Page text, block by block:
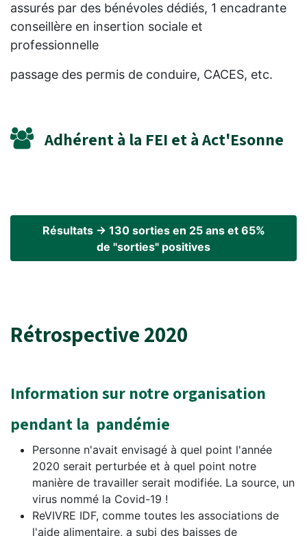
assurés par des bénévoles dédiés, 1 encadrante
conseillère en insertion sociale et
professionnelle
passage des permis de conduire, CACES, etc.
Adhérent à la FEI et à Act'Esonne
Résultats → 130 sorties en 25 ans et 65%
de "sorties" positives
Rétrospective 2020
Information sur notre organisation
pendant la pandémie
Personne n'avait envisagé à quel point l'année
2020 serait perturbée et à quel point notre
manière de travailler serait modifiée. La source, un
virus nommé la Covid-19 !
ReVIVRE IDF, comme toutes les associations de
l'aide alimentaire, a subi des baisses de